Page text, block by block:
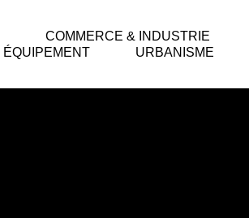
COMMERCE & INDUSTRIE
ÉQUIPEMENT URBANISME